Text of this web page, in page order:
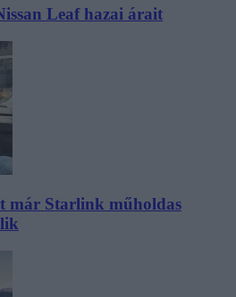
Leaf hazai árait
már Starlink műholdas